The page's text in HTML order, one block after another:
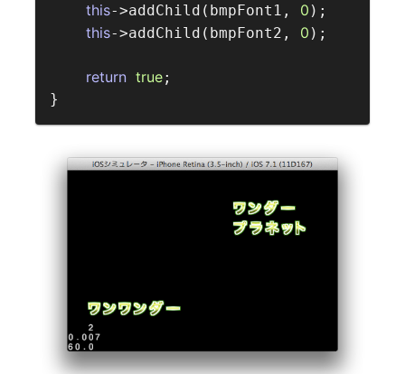
this->addChild(bmpFont1, 0 );
this->addChild(bmpFont2, 0 );
return true;